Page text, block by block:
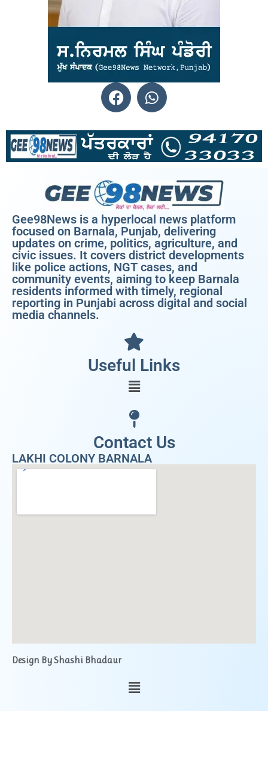
Gee98News is a hyperlocal news platform
focused on Barnala, Punjab, delivering
updates on crime, politics, agriculture, and
civic issues. It covers district developments
like police actions, NGT cases, and
community events, aiming to keep Barnala
residents informed with timely, regional
reporting in Punjabi across digital and social
media channels.
Useful Links
Contact Us
LAKHI COLONY BARNALA
Design By Shashi Bhadaur